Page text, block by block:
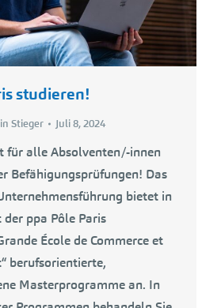
studieren!
Stieger Juli 8, 2024
für alle Absolventen/-innen
Befähigungsprüfungen! Das
bietet in
ppa Pôle Paris
École de Commerce et
berufsorientierte,
Masterprogramme an. In